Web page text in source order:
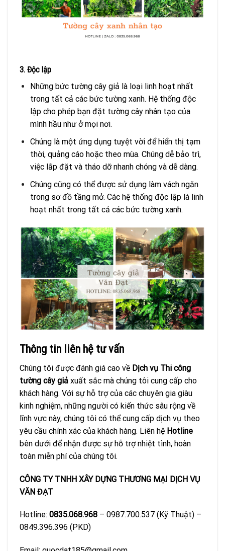
3. Độc lập
Những bức tường cây giả là loại linh hoạt nhất
trong tất cả các bức tường xanh. Hệ thống độc
lập cho phép bạn đặt tường cây nhân tạo của
mình hầu như ở mọi nơi.
Chúng là một ứng dụng tuyệt vời để hiển thị tạm
thời, quảng cáo hoặc theo mùa. Chúng dễ bảo trì,
việc lắp đặt và tháo dỡ nhanh chóng và dễ dàng.
Chúng cũng có thể được sử dụng làm vách ngăn
trong sơ đồ tầng mở. Các hệ thống độc lập là linh
hoạt nhất trong tất cả các bức tường xanh.
Thông tin liên hệ tư vấn
Chúng tôi được đánh giá cao về Dịch vụ Thi công
tường cây giả xuất sắc mà chúng tôi cung cấp cho
khách hàng. Với sự hỗ trợ của các chuyên gia giàu
kinh nghiệm, những người có kiến ​​thức sâu rộng về
lĩnh vực này, chúng tôi có thể cung cấp dịch vụ theo
yêu cầu chính xác của khách hàng. Liên hệ Hotline
bên dưới để nhận được sự hỗ trợ nhiệt tình, hoàn
toàn miễn phí của chúng tôi.
CÔNG TY TNHH XÂY DỰNG THƯƠNG MẠI DỊCH VỤ
VĂN ĐẠT
Hotline: 0835.068.968 – 0987.700.537 (Kỹ Thuật) –
0849.396.396 (PKD)